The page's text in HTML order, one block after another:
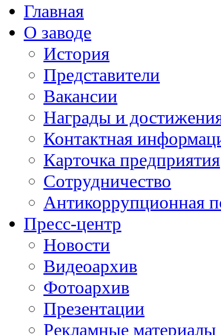
Главная
О заводе
История
Представители
Вакансии
Награды и
Контактная
Карточка предприятия
Сотрудничество
Антикоррупционная
Пресс-центр
Новости
Видеоархив
Фотоархив
Презентации
Рекламные материалы